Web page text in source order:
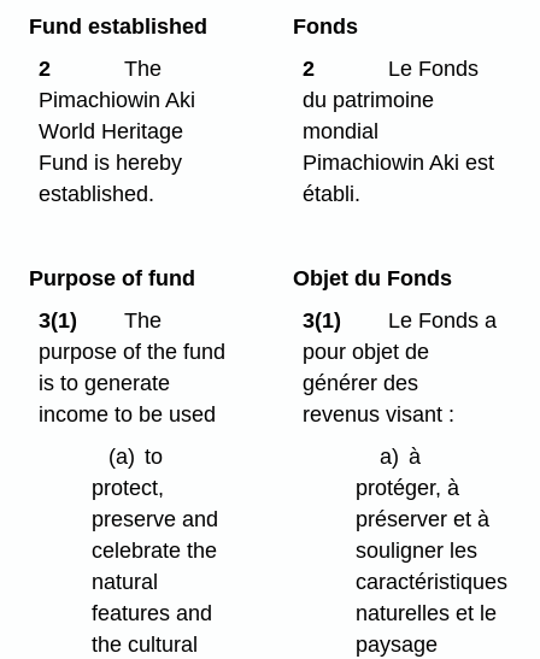
Fund established
2
The
Pimachiowin Aki
World Heritage
Fund is hereby
established.
Fonds
2
Le Fonds
du patrimoine
mondial
Pimachiowin Aki est
établi.
Purpose of fund
3(1)
The
purpose of the fund
is to generate
income to be used
(a) to
protect,
preserve and
celebrate the
natural
features and
the cultural
Objet du Fonds
3(1)
Le Fonds a
pour objet de
générer des
revenus visant :
a) à
protéger, à
préserver et à
souligner les
caractéristiques
naturelles et le
paysage